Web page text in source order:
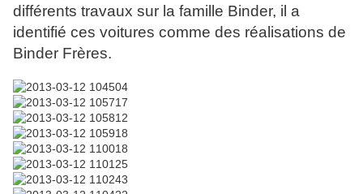
différents travaux sur la famille Binder, il a
identifié ces voitures comme des réalisations de
Binder Frères.